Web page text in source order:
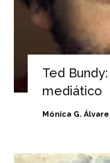
Ted
mediático
Mónica G.